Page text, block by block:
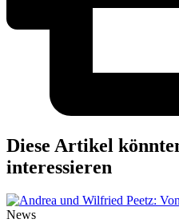
Diese Artikel
interessieren
News